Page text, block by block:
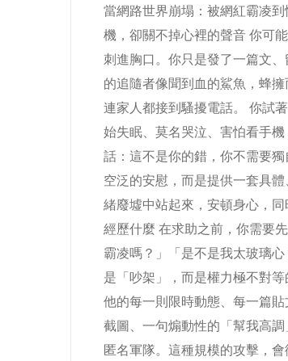
當網路世界崩塌：被網紅霸凌
機，卻關不掉心裡的聲音 你可
刺進胸口。你只是發了一篇文
的追隨者像聞到血的鯊魚，蜂
連家人都接到騷擾電話。 你試
始失眠、莫名哭泣、害怕看手
話：這不是你的錯，你不需要
空泛的安慰，而是提供一套具
緒廢墟中站起來，安頓身心，
經歷什麼 在求助之前，你需要
霸凌嗎？」「是不是我太玻璃
是「吵架」，而是權力極不對
他的每一則限時動態、每一篇
截圖、一句煽動性的「幫我高
匿名軍隊。這種規模的攻擊，